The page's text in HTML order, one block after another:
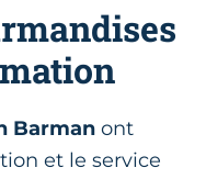
Barman ont
et le service